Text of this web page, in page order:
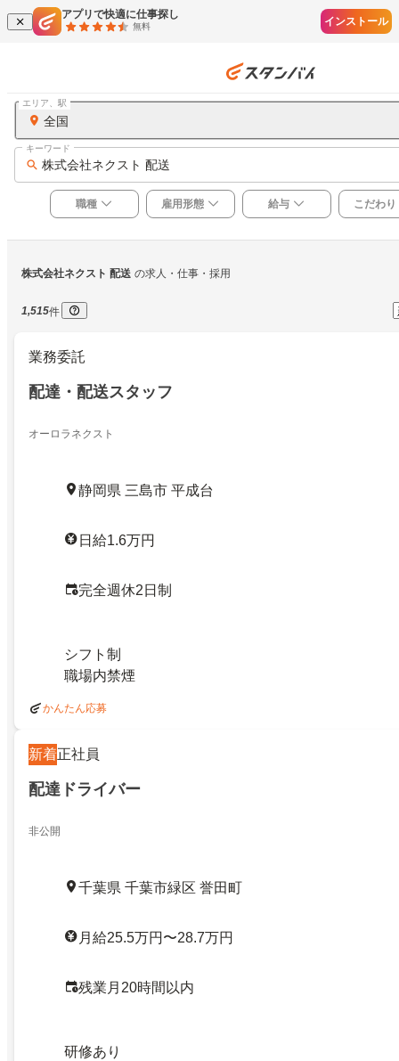
アプリで快適に仕事探し
無料 インストール
全国
エリア、駅
株式会社ネクスト 配送
キーワード
職種 雇用形態 給与 こだわり
株式会社ネクスト 配送 の求人・仕事・採用
1,515件
業務委託
配達・配送スタッフ
オーロラネクスト
静岡県 三島市 平成台
日給1.6万円
完全週休2日制
シフト制
職場内禁煙
かんたん応募
新着正社員
配達ドライバー
非公開
千葉県 千葉市緑区 誉田町
月給25.5万円〜28.7万円
残業月20時間以内
研修あり